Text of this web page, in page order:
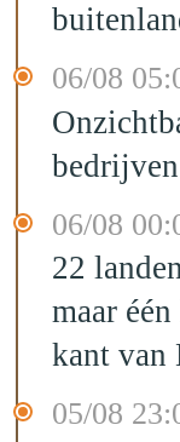
06/08
06/08
22
maar
kant van
05/08